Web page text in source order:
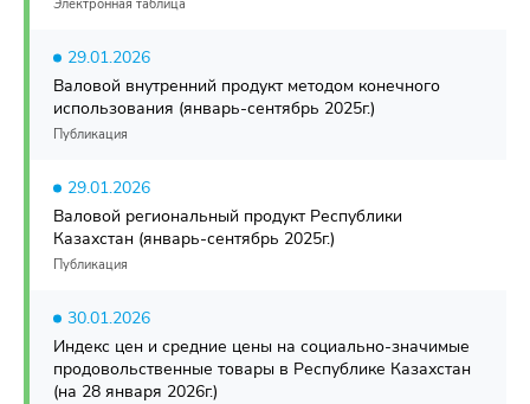
Электронная таблица
29.01.2026
Валовой внутренний продукт методом конечного
использования (январь-сентябрь 2025г.)
Публикация
29.01.2026
Валовой региональный продукт Республики
Казахстан (январь-сентябрь 2025г.)
Публикация
30.01.2026
Индекс цен и средние цены на социально-значимые
продовольственные товары в Республике Казахстан
(на 28 января 2026г.)